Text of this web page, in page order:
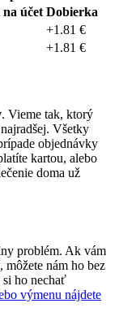
účet Dobierka
+1.81 €
+1.81 €
. Vieme tak, ktorý
Všetky
objednávky
kartou, alebo
doma už
problém. Ak vám
môžete nám ho bez
ho nechať
výmenu nájdete